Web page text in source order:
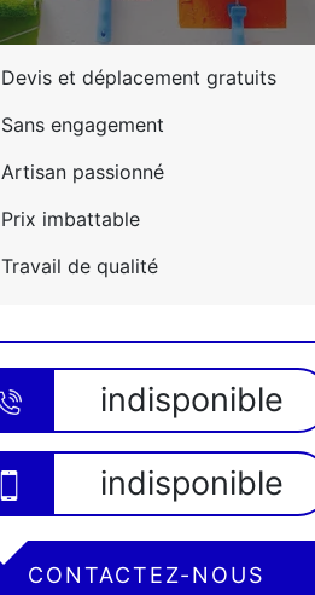
Devis et déplacement gratuits
Sans engagement
Artisan passionné
Prix imbattable
Travail de qualité
indisponible
indisponible
CONTACTEZ-NOUS